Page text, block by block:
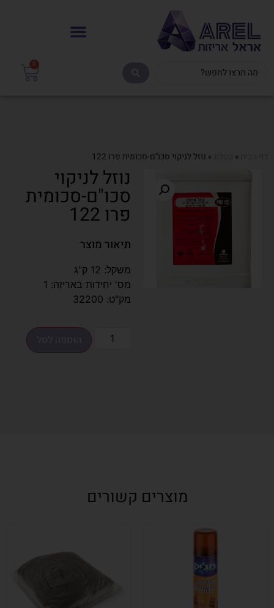
0
»
» נוזל לניקוי סכו"ם-סכומית פרו 122
נוזל לניקוי
סכו"ם-סכומית
פרו 122
תיאור מוצר
משקל: 12 ק"ג
מס' יחידות באריזה: 1
מק"ט: 32200
מוצרים קשורים